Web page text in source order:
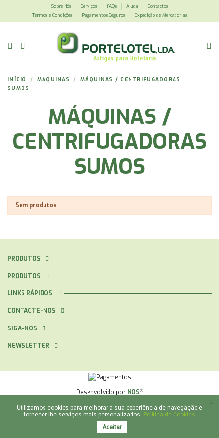
Sobre Nós Serviços FAQs Ajuda
Contactos
Termos e Condições
Pagamentos Seguros Expedição de Mercadorias
INÍCIO MÁQUINAS
MÁQUINAS / CENTRIFUGADORAS
SUMOS
MÁQUINAS /
CENTRIFUGADORAS
SUMOS
Sem produtos
PRODUTOS
PRODUTOS
LINKS RÁPIDOS
CONTACTE-NOS
SIGA-NOS
NEWSLETTER
Desenvolvido por NOS®
Utilizamos cookies para melhorar a sua experiência de navegação e
fornecer-lhe serviços mais personalizados. Política de Cookies
Aceitar